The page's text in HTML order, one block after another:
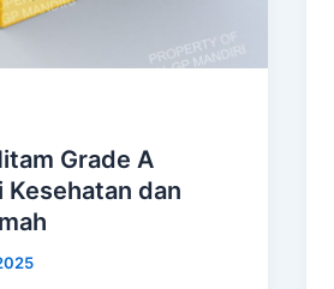
Grade A
Kesehatan dan